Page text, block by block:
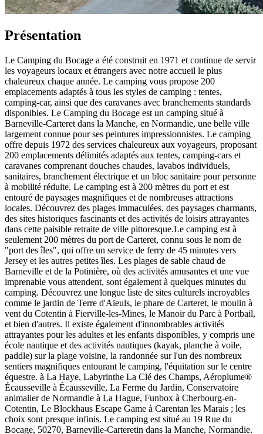
Présentation
Le Camping du Bocage a été construit en 1971 et continue de servir
les voyageurs locaux et étrangers avec notre accueil le plus
chaleureux chaque année. Le camping vous propose 200
emplacements adaptés à tous les styles de camping : tentes,
camping-car, ainsi que des caravanes avec branchements standards
disponibles. Le Camping du Bocage est un camping situé à
Barneville-Carteret dans la Manche, en Normandie, une belle ville
largement connue pour ses peintures impressionnistes. Le camping
offre depuis 1972 des services chaleureux aux voyageurs, proposant
200 emplacements délimités adaptés aux tentes, camping-cars et
caravanes comprenant douches chaudes, lavabos individuels,
sanitaires, branchement électrique et un bloc sanitaire pour personne
à mobilité réduite. Le camping est à 200 mètres du port et est
entouré de paysages magnifiques et de nombreuses attractions
locales. Découvrez des plages immaculées, des paysages charmants,
des sites historiques fascinants et des activités de loisirs attrayantes
dans cette paisible retraite de ville pittoresque.Le camping est à
seulement 200 mètres du port de Carteret, connu sous le nom de
"port des îles", qui offre un service de ferry de 45 minutes vers
Jersey et les autres petites îles. Les plages de sable chaud de
Barneville et de la Potinière, où des activités amusantes et une vue
imprenable vous attendent, sont également à quelques minutes du
camping. Découvrez une longue liste de sites culturels incroyables
comme le jardin de Terre d'Aïeuls, le phare de Carteret, le moulin à
vent du Cotentin à Fierville-les-Mines, le Manoir du Parc à Portbail,
et bien d'autres. Il existe également d'innombrables activités
attrayantes pour les adultes et les enfants disponibles, y compris une
école nautique et des activités nautiques (kayak, planche à voile,
paddle) sur la plage voisine, la randonnée sur l'un des nombreux
sentiers magnifiques entourant le camping, l'équitation sur le centre
équestre. à La Haye, Labyrinthe La Clé des Champs, Aéroplume®
Écausseville à Écausseville, La Ferme du Jardin, Conservatoire
animalier de Normandie à La Hague, Funbox à Cherbourg-en-
Cotentin, Le Blockhaus Escape Game à Carentan les Marais ; les
choix sont presque infinis. Le camping est situé au 19 Rue du
Bocage, 50270, Barneville-Carteretin dans la Manche, Normandie.